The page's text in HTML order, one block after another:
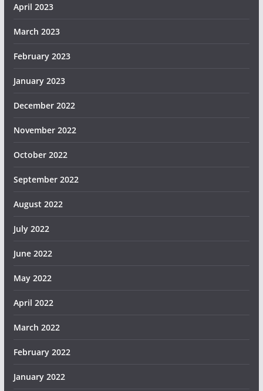
April 2023
March 2023
February 2023
January 2023
December 2022
November 2022
October 2022
September 2022
August 2022
July 2022
June 2022
May 2022
April 2022
March 2022
February 2022
January 2022